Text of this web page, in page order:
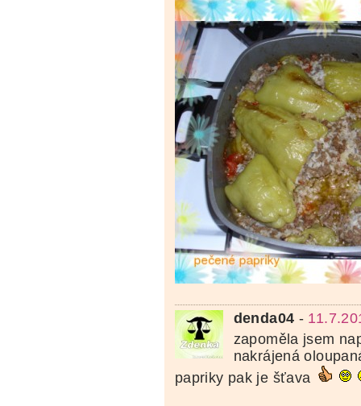
denda04 -
zapoměla jsem
nakrájená
papriky pak je šťava